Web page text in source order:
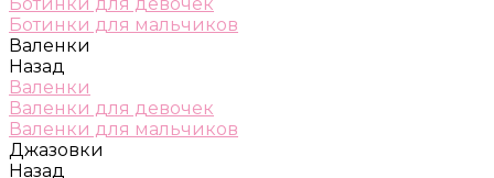
Ботинки для мальчиков
Валенки
Назад
Валенки
Валенки для девочек
Валенки для мальчиков
Джазовки
Назад